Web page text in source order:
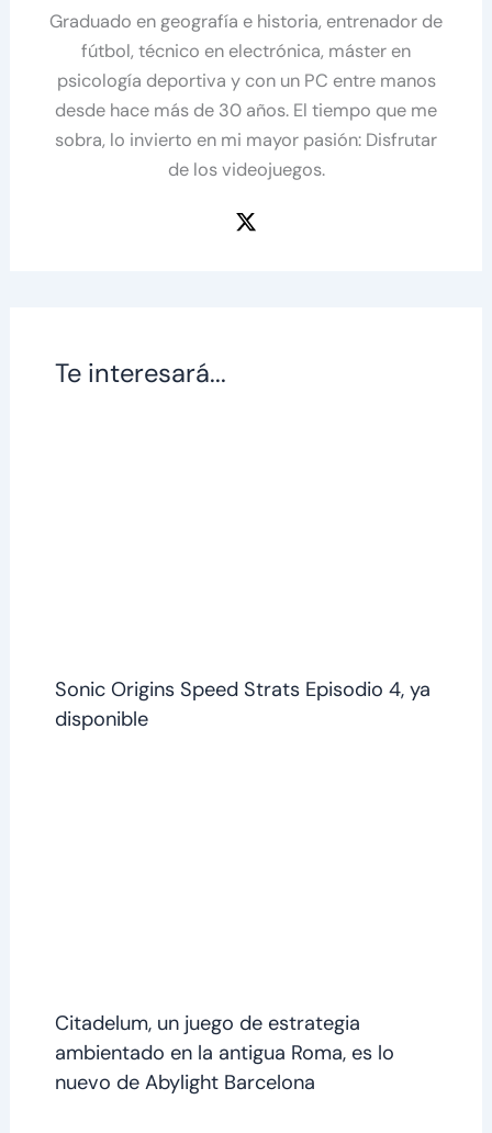
Graduado en geografía e historia, entrenador de
fútbol, técnico en electrónica, máster en
psicología deportiva y con un PC entre manos
desde hace más de 30 años. El tiempo que me
sobra, lo invierto en mi mayor pasión: Disfrutar
de los videojuegos.
Te interesará...
Sonic Origins Speed Strats Episodio 4, ya
disponible
Citadelum, un juego de estrategia
ambientado en la antigua Roma, es lo
nuevo de Abylight Barcelona